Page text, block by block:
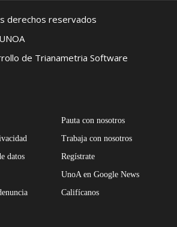
derechos reservados
de Trianametria Software
datos
Pauta con nosotros
Trabaja con nosotros
Regístrate
UnoA en Google News
Califícanos